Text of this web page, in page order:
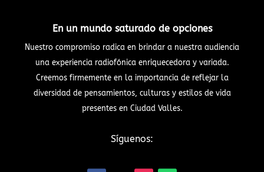
En un mundo saturado de opciones
Nuestro compromiso radica en brindar a nuestra audiencia
una experiencia radiofónica enriquecedora y variada.
Creemos firmemente en la importancia de reflejar la
diversidad de pensamientos, culturas y estilos de vida
presentes en Ciudad Valles.
Síguenos: